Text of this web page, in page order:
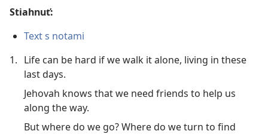
Stiahnuť:
Text s notami
1. Life can be hard if we walk it alone, living in these
last days.
Jehovah knows that we need friends to help us
along the way.
But where do we go? Where do we turn to find